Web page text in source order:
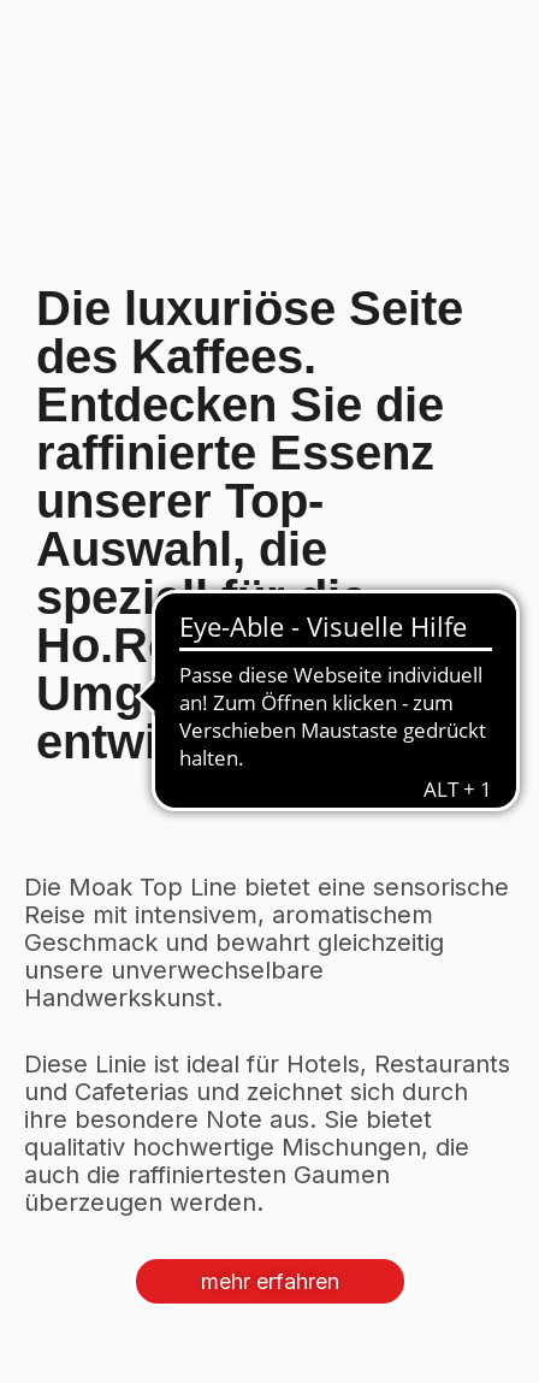
Die luxuriöse Seite
des Kaffees.
Entdecken Sie die
raffinierte Essenz
unserer Top-
Auswahl, die
speziell für die
Ho.Re.Ca.-
Umgebung
entwickelt wurde.
Die Moak Top Line bietet eine sensorische
Reise mit intensivem, aromatischem
Geschmack und bewahrt gleichzeitig
unsere unverwechselbare
Handwerkskunst.
Diese Linie ist ideal für Hotels, Restaurants
und Cafeterias und zeichnet sich durch
ihre besondere Note aus. Sie bietet
qualitativ hochwertige Mischungen, die
auch die raffiniertesten Gaumen
überzeugen werden.
mehr erfahren